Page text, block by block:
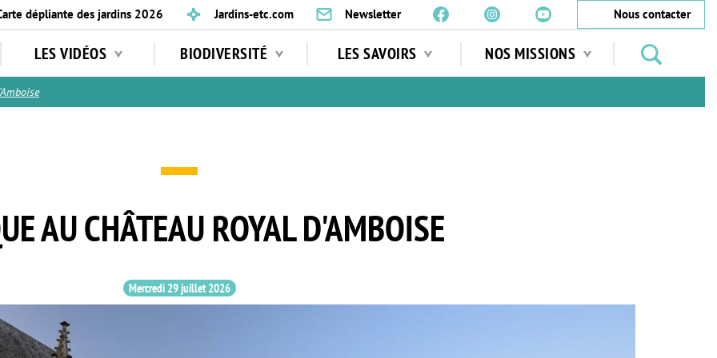
dépliante des jardins 2026 Jardins-etc.com Newsletter
Nous contacter
LES VIDÉOS BIODIVERSITÉ LES SAVOIRS NOS MISSIONS
jardins
AU CHÂTEAU ROYAL D'AMBOISE
Mercredi 29 juillet 2026